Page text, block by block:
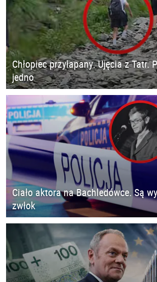
Chłopiec przyłapany. Ujęcia z Tatr.
jedno
Ciało aktora na Bachledówce. Są
zwłok